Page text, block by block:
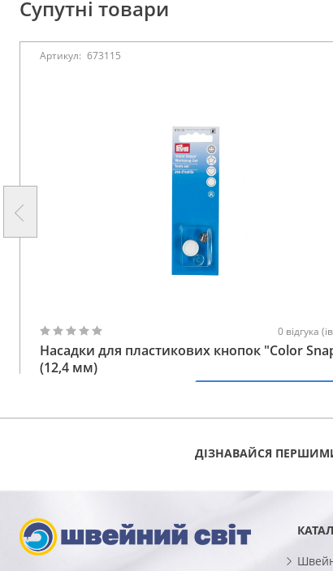
Супутні товари
Артикул: 673115
0 відгука
Насадки для пластикових кнопок "Color
(12,4 мм)
ДІЗНАВАЙСЯ